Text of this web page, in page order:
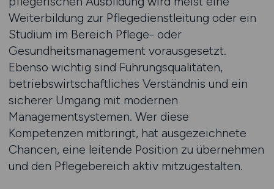
Weiterbildung zur Pflegedienstleitung oder ein
Studium im Bereich Pflege- oder
Gesundheitsmanagement vorausgesetzt.
Ebenso wichtig sind Führungsqualitäten,
betriebswirtschaftliches Verständnis und ein
sicherer Umgang mit modernen
Managementsystemen. Wer diese
Kompetenzen mitbringt, hat ausgezeichnete
Chancen, eine leitende Position zu übernehmen
und den Pflegebereich aktiv mitzugestalten.